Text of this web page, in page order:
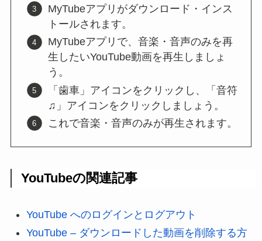
MyTubeアプリがダウンロード・インス
トールされます。
MyTubeアプリで、音楽・音声のみを再
生したいYouTube動画を再生しましょ
う。
「歯車」アイコンをクリックし、「音符
♫」アイコンをクリックしましょう。
これで音楽・音声のみが再生されます。
YouTubeの関連記事
YouTube へのログインとログアウト
YouTube – ダウンロードした動画を削除する方